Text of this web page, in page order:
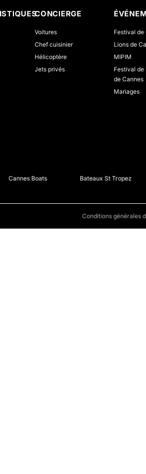
CONCIERGE
Voitures
Chef cuisinier
Hélicoptère
Jets privés
Festival de
Lions de
MIPIM
Festival de
de Cannes
Mariages
Cannes Boats Bateaux St Tropez
Conditions générales